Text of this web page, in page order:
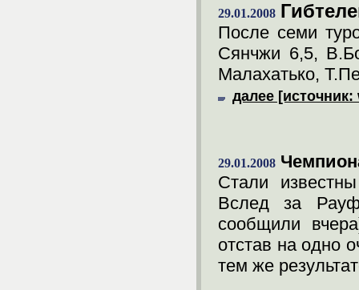
29.01.2008
После семи
Сянчжи 6,5,
Малахатько,
далее
29.01.2008
Стали
Вслед за
сообщили
отстав на одно
тем же